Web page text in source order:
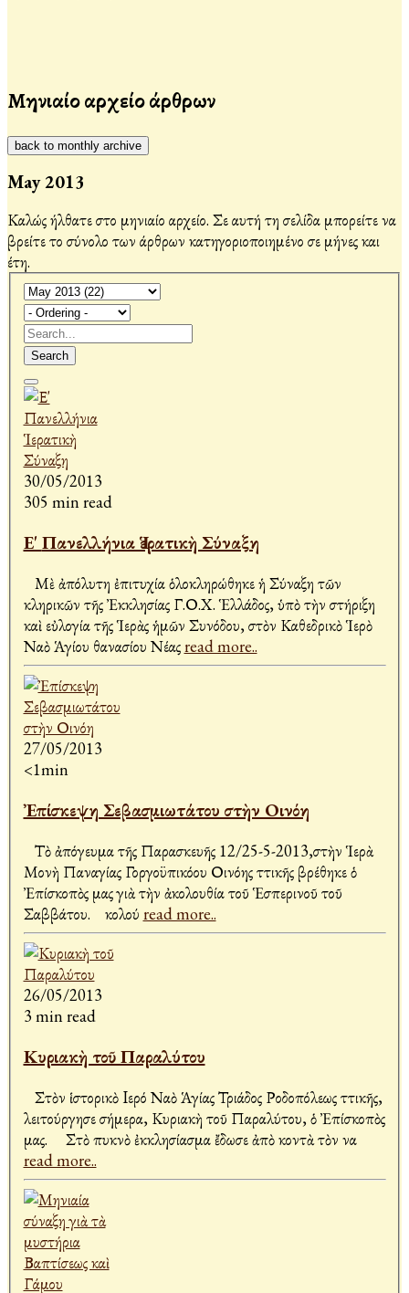
Μηνιαίο αρχείο άρθρων
back to monthly archive
May 2013
Καλώς ήλθατε στο μηνιαίο αρχείο. Σε αυτή τη σελίδα μπορείτε να
βρείτε το σύνολο των άρθρων κατηγοριοποιημένο σε μήνες και
έτη.
Search
30/05/2013
305 min read
Ε' Πανελλήνια Ἱερατικὴ Σύναξη
Μὲ ἀπόλυτη ἐπιτυχία ὁλοκληρώθηκε ἡ Σύναξη τῶν
κληρικῶν τῆς Ἐκκλησίας Γ.Ο.Χ. Ἑλλάδος, ὑπὸ τὴν στήριξη
καὶ εὐλογία τῆς Ἱερὰς ἡμῶν Συνόδου, στὸν Καθεδρικὸ Ἱερὸ
Ναὸ Ἁγίου Ἀθανασίου Νέαςread more..
27/05/2013
<1min
Ἐπίσκεψη Σεβασμιωτάτου στὴν Οινόη
Τὸ ἀπόγευμα τῆς Παρασκευῆς 12/25-5-2013,στὴν Ἱερὰ
Μονὴ Παναγίας Γοργοϋπικόου Οινόης Ἀττικῆς βρέθηκε ὁ
Ἐπίσκοπὸς μας γιὰ τὴν ἀκολουθία τοῦ Ἑσπερινοῦ τοῦ
Σαββάτου. Ἀκολού read more..
26/05/2013
3 min read
Κυριακὴ τοῦ Παραλύτου
Στὸν ἱστορικὸ Iερό Ναὸ Ἁγίας Τριάδος Ροδοπόλεως Ἀττικῆς,
λειτούργησε σήμερα, Κυριακὴ τοῦ Παραλύτου, ὁ Ἐπίσκοπὸς
μας. Στὸ πυκνὸ ἐκκλησίασμα ἔδωσε ἀπὸ κοντὰ τὸν Ἀνα
read more..